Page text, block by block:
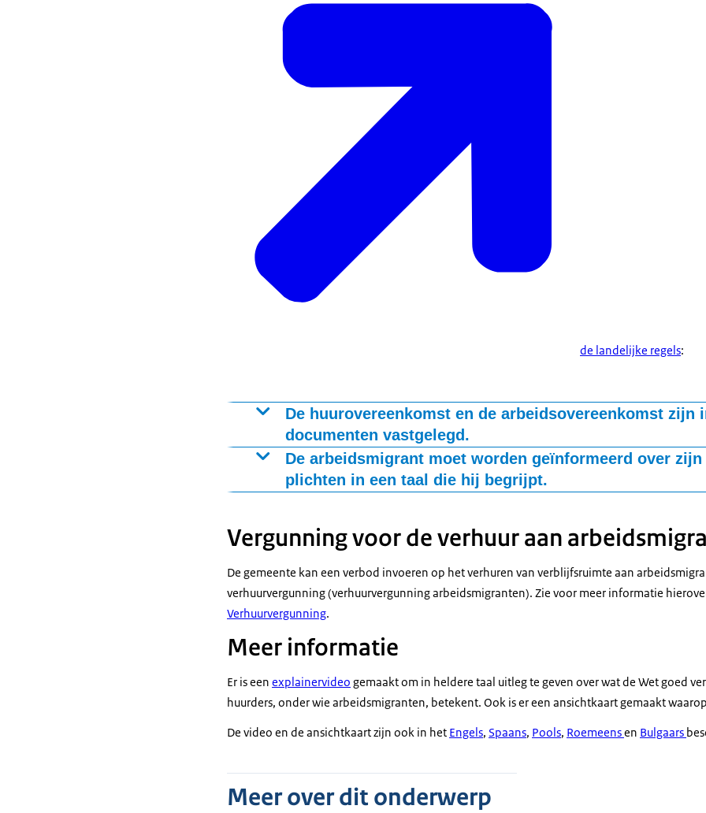
de landelijke regels:
De huurovereenkomst en de arbeidsovereenkomst zijn
documenten vastgelegd.
Hiermee is de arbeidsmigrant voor huisvesting minder afhankelijk van de
huurovereenkomst niet automatisch wanneer de arbeidsovereenkomst eindigt.
toepassing op huurovereenkomsten die afgesloten zijn na 1 juli 2023.
De arbeidsmigrant moet worden geïnformeerd over zijn
plichten in een taal die hij begrijpt.
worden verstrekt in een taal die de arbeidsmigrant begrijpt. Dit is de taal waaraan
arbeidsmigrant deze taal voldoende begrijpt, of dat de informatie in de moedertaal
moet worden gegeven. De verhuurder mag er dus niet zomaar vanuit gaan dat een
talen machtig is.
De huurovereenkomst zelf is van deze verplichting uitgezonderd, omdat de
bestuurlijk- en het rechtsverkeer.
Vergunning voor de verhuur aan
De gemeente kan een verbod invoeren op het verhuren van verblijfsruimte aan
verhuurvergunning (verhuurvergunning arbeidsmigranten). Zie voor meer informatie
Verhuurvergunning.
Meer informatie
Er is een explainervideo gemaakt om in heldere taal uitleg te geven over wat de Wet goed
huurders, onder wie arbeidsmigranten, betekent. Ook is er een ansichtkaart gemaakt
De video en de ansichtkaart zijn ook in het Engels, Spaans, Pools, Roemeensen Bulgaars
Meer over dit onderwerp